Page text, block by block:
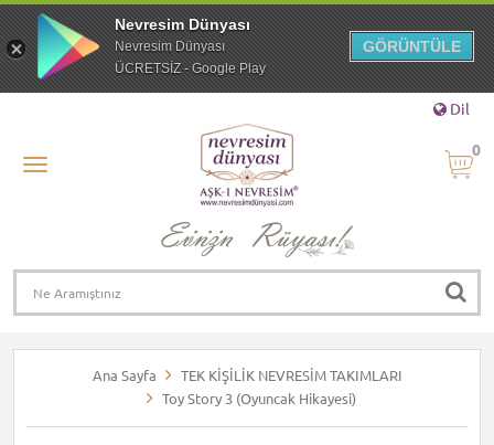
Dil
0
Ana Sayfa
TEK KİŞİLİK NEVRESİM TAKIMLARI
Toy Story 3 (Oyuncak Hikayesi)
Nevresim Dünyası
Nevresim Dünyası
ÜCRETSİZ - Google Play
GÖRÜNTÜLE